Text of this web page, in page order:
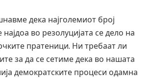
дека најголемиот број
во резолуцијата се дело на
пратеници. Ни требаат ли
за да се сетиме дека во нашата
демократските процеси одамна